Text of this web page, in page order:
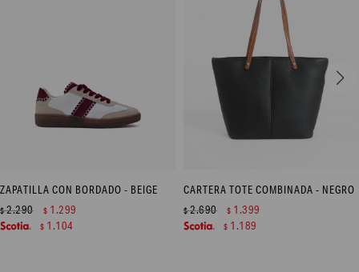
ZAPATILLA CON BORDADO - BEIGE
$2.290 $ 1.299
$ 1.104
CARTERA TOTE COMBINADA - NEGRO
$2.690 $ 1.399
$ 1.189